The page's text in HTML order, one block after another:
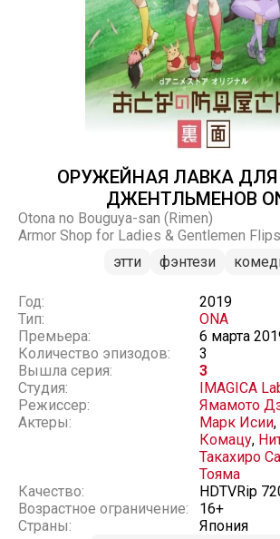
ОРУЖЕЙНАЯ ЛАВКА
ДЖЕНТЛЬМЕНОВ
Otona no Bouguya-san (Rimen)
Armor Shop for Ladies & Gentlemen
этти
фэнтези
Год:
2019
Тип:
ONA
Премьера:
6 марта
Количество эпизодов:
3
Вышла серия:
3
Студия:
IMAGICA
Режиссер:
Ямамото
Актеры:
Марк Исии,
Комацу,
Такахиро
Тояма
Качество:
HDTVRip
Возрастное ограничение:
16+
Страны:
Япония